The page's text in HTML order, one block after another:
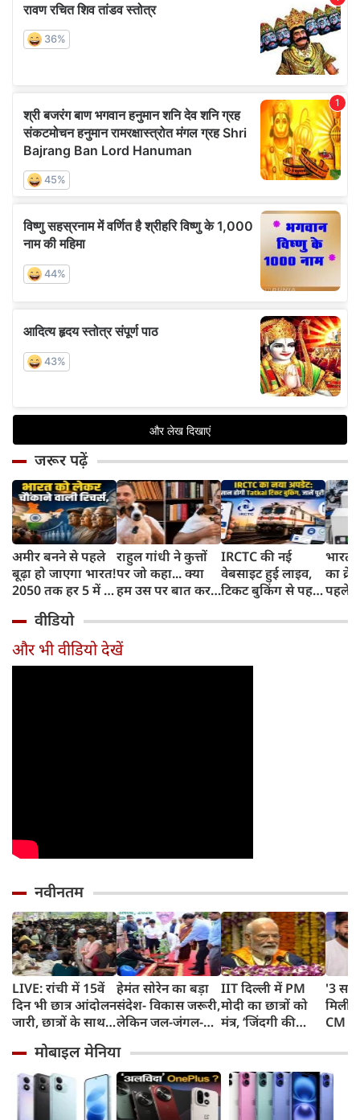
जरूर पढ़ें
अमीर बनने से पहले
बूढ़ा हो जाएगा भारत!
2050 तक हर 5 में 1
साल से ज्यादा उम्र का
राहुल गांधी ने कुत्तों
पर जो कहा... क्या
हम उस पर बात कर
IRCTC की नई
वेबसाइट हुई लाइव,
टिकट बुकिंग से पहले
काम, जानें पूरा
भारत
का
पहले
और
वीडियो
और भी वीडियो देखें
नवीनतम
LIVE: रांची में 15वें
दिन भी छात्र आंदोलन
जारी, छात्रों के साथ
हेमंत सोरेन का बड़ा
संदेश- विकास जरूरी,
लेकिन जल-जंगल-
नहीं
IIT दिल्ली में PM
मोदी का छात्रों को
मंत्र, ‘जिंदगी की
ऑफ सिलेबस’,
चुनौतियों से मत
घबराना
'3
CM
हूं काम
मोबाइल मेनिया